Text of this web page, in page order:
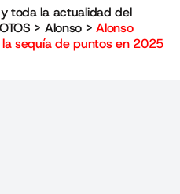
toda la actualidad del
> Alonso >Alonso
sequía de puntos en 2025